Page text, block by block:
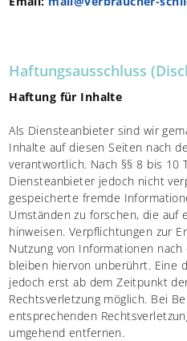
Haftungsausschluss
Haftung für Inhalte
Als Diensteanbieter sind wir
Inhalte auf diesen Seiten nach
verantwortlich. Nach §§ 8 bis 10
Diensteanbieter jedoch nicht
gespeicherte fremde
Umständen zu forschen, die auf
hinweisen. Verpflichtungen zur
Nutzung von Informationen
bleiben hiervon unberührt. Eine
jedoch erst ab dem Zeitpunkt
Rechtsverletzung möglich. Bei
entsprechenden
umgehend entfernen.